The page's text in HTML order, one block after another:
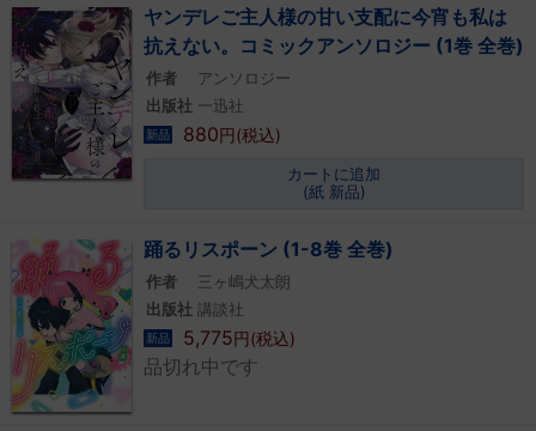
ヤンデレご主人様の甘い支配に今宵も私は
抗えない。コミックアンソロジー (1巻 全巻)
作者
アンソロジー
出版社
一迅社
新品 880円(税込)
カートに追加
(紙 新品)
踊るリスポーン (1-8巻 全巻)
作者
三ヶ嶋犬太朗
出版社 講談社
新品 5,775円(税込)
品切れ中です